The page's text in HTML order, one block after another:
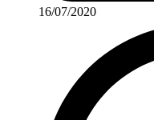
16/07/2020